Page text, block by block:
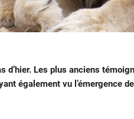
d’hier. Les plus anciens
également vu l’émergence